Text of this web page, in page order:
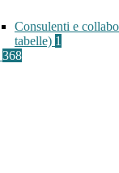
Consulenti e
tabelle) 1
368